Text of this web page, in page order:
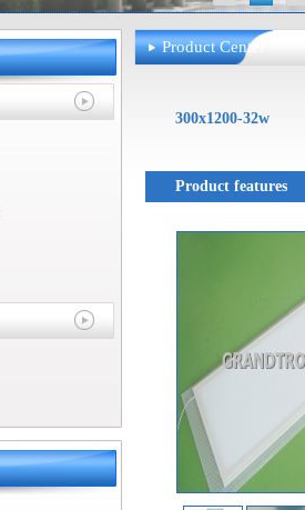
Product Center
300x1200-32w
Product features